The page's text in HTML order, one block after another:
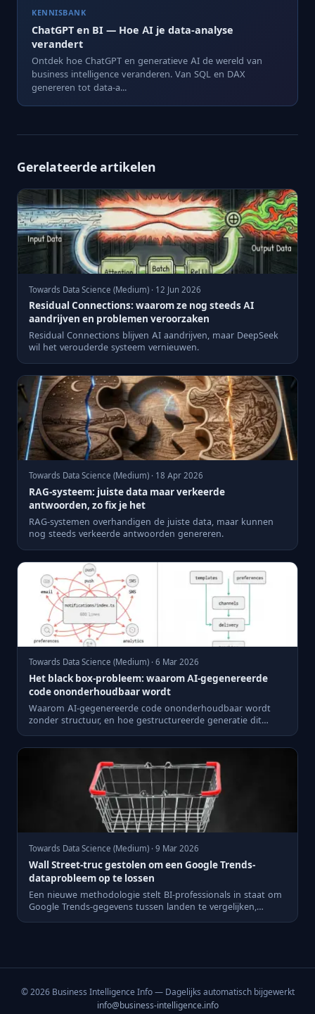
KENNISBANK
ChatGPT en BI — Hoe AI je data-analyse
verandert
Ontdek hoe ChatGPT en generatieve AI de wereld van
business intelligence veranderen. Van SQL en DAX
genereren tot data-a...
Gerelateerde artikelen
Towards Data Science (Medium) · 12 Jun 2026
Residual Connections: waarom ze nog steeds AI
aandrijven en problemen veroorzaken
Residual Connections blijven AI aandrijven, maar DeepSeek
wil het verouderde systeem vernieuwen.
Towards Data Science (Medium) · 18 Apr 2026
RAG-systeem: juiste data maar verkeerde
antwoorden, zo fix je het
RAG-systemen overhandigen de juiste data, maar kunnen
nog steeds verkeerde antwoorden genereren.
Towards Data Science (Medium) · 6 Mar 2026
Het black box-probleem: waarom AI-gegenereerde
code ononderhoudbaar wordt
Waarom AI-gegenereerde code ononderhoudbaar wordt
zonder structuur, en hoe gestructureerde generatie dit
Towards Data Science (Medium) · 9 Mar 2026
Wall Street-truc gestolen om een Google Trends-
dataprobleem op te lossen
Een nieuwe methodologie stelt BI-professionals in staat om
Google Trends-gegevens tussen landen te vergelijken,
© 2026 Business Intelligence Info — Dagelijks automatisch bijgewerkt
info@business-intelligence.info